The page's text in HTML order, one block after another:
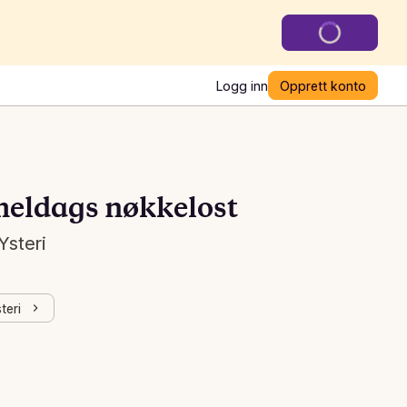
Logg inn Opprett konto
nøkkelost